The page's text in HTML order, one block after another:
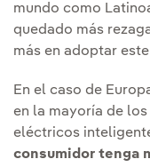
mundo como
quedado más
más en adoptar
En el caso de
en la mayoría de
eléctricos
consumidor tenga